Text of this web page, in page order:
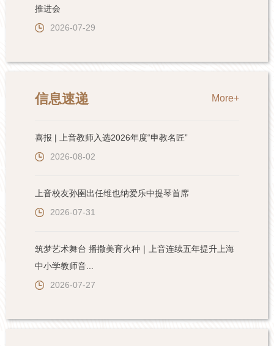
推进会
2026-07-29
信息速递 More+
喜报 | 上音教师入选2026年度“申教名匠”
2026-08-02
上音校友孙圉出任维也纳爱乐中提琴首席
2026-07-31
筑梦艺术舞台 播撒美育火种｜上音连续五年提升上海
中小学教师音...
2026-07-27